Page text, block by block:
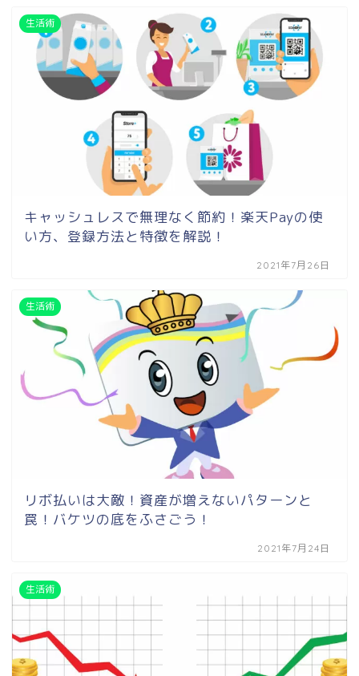
生活術
キャッシュレスで無理なく節約！楽天Payの使
い方、登録方法と特徴を解説！
2021年7月26日
生活術
リボ払いは大敵！資産が増えないパターンと
罠！バケツの底をふさごう！
2021年7月24日
生活術